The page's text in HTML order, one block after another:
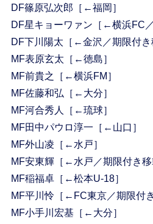
DF篠原弘次郎［←福岡］
DF星キョーワァン［←横浜FC
DF下川陽太［←金沢／期限付き
MF表原玄太［←徳島］
MF前貴之［←横浜FM］
MF佐藤和弘［←大分］
MF河合秀人［←琉球］
MF田中パウロ淳一［←山口］
MF外山凌［←水戸］
MF安東輝［←水戸／期限付き移
MF稲福卓［←松本U-18］
MF平川怜［←FC東京／期限付き
MF小手川宏基［←大分］